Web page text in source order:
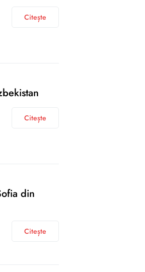
Citește
Citește
din
Citește